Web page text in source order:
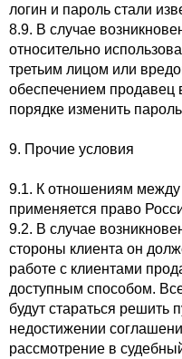
логин и пароль стали
8.9. В случае
относительно
третьим лицом или
обеспечением продавец
порядке изменить
9. Прочие условия
9.1. К отношениям
применяется право
9.2. В случае
стороны клиента он
работе с клиентами
доступным способом.
будут стараться решить
недостижении
рассмотрение в